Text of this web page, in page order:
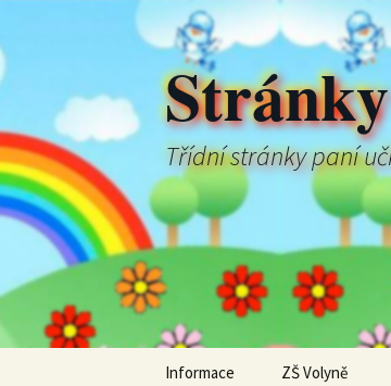
Třídní stránky paní
Informace ZŠ Volyně